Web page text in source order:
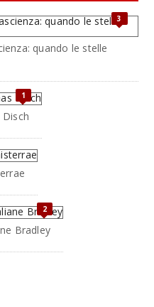
3
quando le stelle
1
2
Bradley